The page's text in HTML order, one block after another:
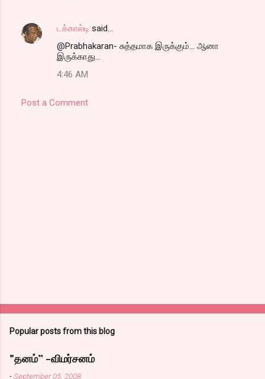
டக்கால்டி said…
@Prabhakaran- சுத்தமாக இருக்கும்... ஆனா
இருக்காது...
4:46 AM
Post a Comment
Popular posts from this blog
"தனம்” -விமர்சனம்
-September 05, 2008